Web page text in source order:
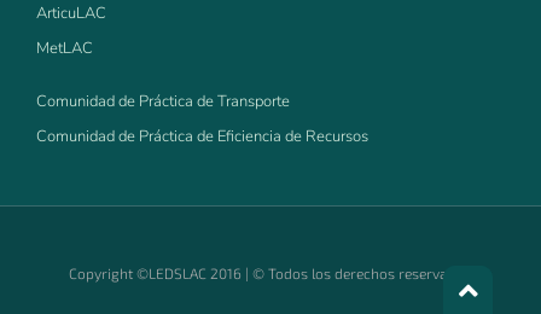
ArticuLAC
MetLAC
Comunidad de Práctica de Transporte
Comunidad de Práctica de Eficiencia de Recursos
Copyright ©LEDSLAC 2016 | © Todos los derechos reservados